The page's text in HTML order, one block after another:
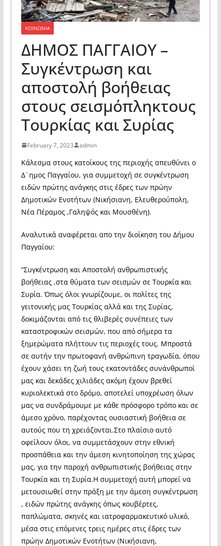
ΚΟΙΝΩΝΙΑ
ΔΗΜΟΣ ΠΑΓΓΑΙΟΥ –
Συγκέντρωση και
αποστολή βοήθειας
στους σεισμόπληκτους
Τουρκίας και Συρίας
February 7, 2023 admin
Κάλεσμα στους κατοίκους της περιοχής απευθύνει ο
Δ¨ημος Παγγαίου, για συμμετοχή σε συγκέντρωση
ειδών πρώτης ανάγκης στις έδρες των πρώην
Δημοτικών Ενοτήτων (Νικήσιανη, Ελευθερούπολη,
Νέα Πέραμος ,Γαληψός και Μουσθένη).
Αναλυτικά αναφέρεται απο την διοίκηση του Δήμου
Παγγαίου:
“Συγκέντρωση και Αποστολή ανθρωπιστικής
βοήθειας ,στα θύματα των σεισμών σε Τουρκία και
Συρία. Όπως όλοι γνωρίζουμε, οι πολίτες της
γειτονικής μας Τουρκίας αλλά και της Συρίας,
δοκιμάζονται από τις θλιβερές συνέπειες των
καταστροφικών σεισμών, που από σήμερα τα
ξημερώματα πλήττουν τις περιοχές τους. Μπροστά
σε αυτήν την πρωτοφανή ανθρώπινη τραγωδία, όπου
έχουν χάσει τη ζωή τους εκατοντάδες συνάνθρωποί
μας και δεκάδες χιλιάδες ακόμη έχουν βρεθεί
κυριολεκτικά στο δρόμο, αποτελεί υποχρέωση όλων
μας να συνδράμουμε με κάθε πρόσφορο τρόπο και σε
άμεσο χρόνο, παρέχοντας ουσιαστική βοήθεια σε
αυτούς που τη χρειάζονται.Στο πλαίσιο αυτό
οφείλουν όλοι, να συμμετάσχουν στην εθνική
προσπάθεια και την άμεση κινητοποίηση της χώρας
μας, για την παροχή ανθρωπιστικής βοήθειας στην
Τουρκία και τη Συρία.Η συμμετοχή αυτή μπορεί να
μετουσιωθεί στην πράξη με την άμεση συγκέντρωση
, ειδών πρώτης ανάγκης όπως κουβέρτες,
παπλώματα, σκηνές και ιατροφαρμακευτικό υλικό,
μέσα στις επόμενες τρεις ημέρες στις έδρες των
πρώην Δημοτικών Ενοτήτων (Νικήσιανη,